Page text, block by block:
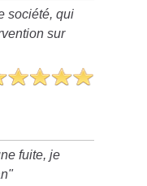
société, qui
sur
fuite, je